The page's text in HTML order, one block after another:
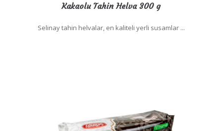
Kakaolu Tahin Helva 300 g
Selinay tahin helvalar, en kaliteli yerli susamlar ...